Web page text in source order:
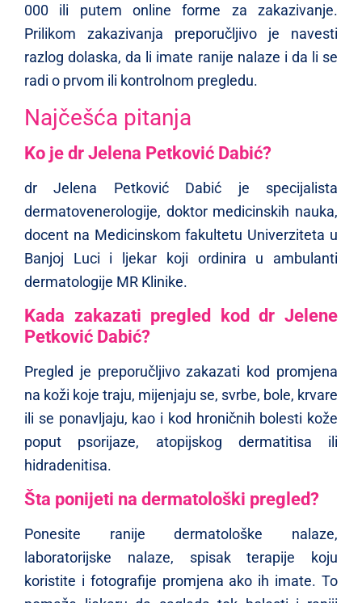
000 ili putem online forme za zakazivanje.
Prilikom zakazivanja preporučljivo je navesti
razlog dolaska, da li imate ranije nalaze i da li se
radi o prvom ili kontrolnom pregledu.
Najčešća pitanja
Ko je dr Jelena Petković Dabić?
dr Jelena Petković Dabić je specijalista
dermatovenerologije, doktor medicinskih nauka,
docent na Medicinskom fakultetu Univerziteta u
Banjoj Luci i ljekar koji ordinira u ambulanti
dermatologije MR Klinike.
Kada zakazati pregled kod dr Jelene
Petković Dabić?
Pregled je preporučljivo zakazati kod promjena
na koži koje traju, mijenjaju se, svrbe, bole, krvare
ili se ponavljaju, kao i kod hroničnih bolesti kože
poput psorijaze, atopijskog dermatitisa ili
hidradenitisa.
Šta ponijeti na dermatološki pregled?
Ponesite ranije dermatološke nalaze,
laboratorijske nalaze, spisak terapije koju
koristite i fotografije promjena ako ih imate. To